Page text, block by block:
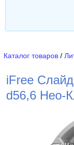
Каталог товаров /
iFree
d56,6 Нео-